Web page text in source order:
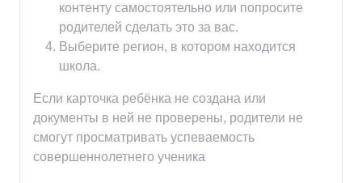
контенту самостоятельно или попросите
родителей сделать это за вас.
Выберите регион, в котором находится
школа.
Если карточка ребёнка не создана или
документы в ней не проверены, родители не
смогут просматривать успеваемость
совершеннолетнего ученика